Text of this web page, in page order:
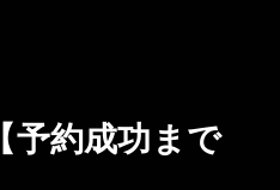
予約成功まで